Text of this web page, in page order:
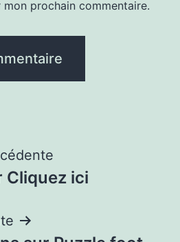
prochain commentaire.
Cliquez ici